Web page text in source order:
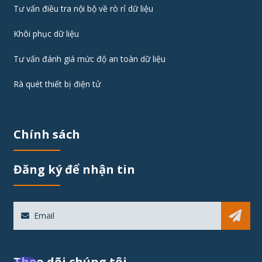
Tư vấn điều tra nội bộ về rò rỉ dữ liệu
Khôi phục dữ liệu
Tư vấn đánh giá mức độ an toàn dữ liệu
Rà quét thiết bị điện tử
Chính sách
Đăng ký để nhận tin
Sub